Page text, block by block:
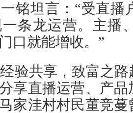
铭坦言：“受直播
条龙运营。主播
口就能增收。”
验共享，致富之
享直播运营、产
家洼村村民董竞